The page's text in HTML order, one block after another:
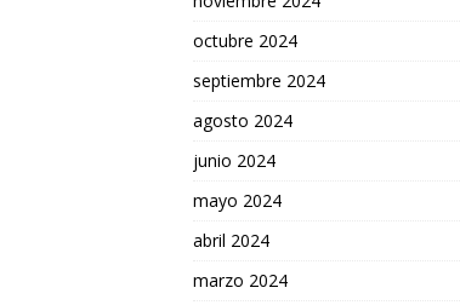
octubre 2024
septiembre 2024
agosto 2024
junio 2024
mayo 2024
abril 2024
marzo 2024